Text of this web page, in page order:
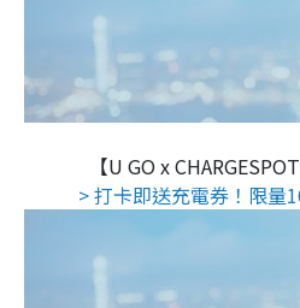
【U GO x
> 打卡即送充電券！限量